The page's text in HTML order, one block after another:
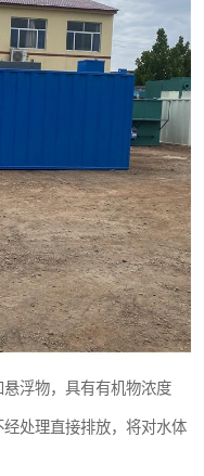
浮物，具有有机物浓度
处理直接排放，将对水体